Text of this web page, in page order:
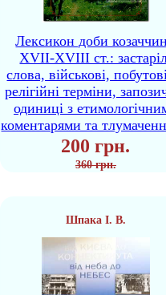
Лексикон доби
XVII-XVIII ст.:
слова, військові,
релігійні терміни,
одиниці з
коментарями та
200 грн.
360 грн.
Шпака І. В.